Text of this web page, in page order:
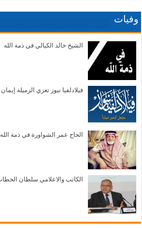
وفيات
الشيخ خالد الكيالي في ذمة الله
فيلادلفيا نيوز تعزي الزميلة
الحاج عمر الشواورة في ذمة الله
الكاتب والاعلامي سلطان